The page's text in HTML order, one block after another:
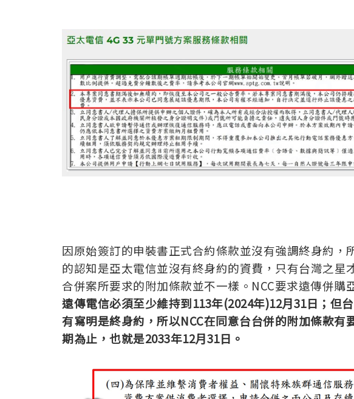
因原始簽訂的申裝書正式合約條款並沒有強調終身約，
的認知是亞太電信並沒有終身約的資費，只有台灣之星
合併案所要求的附加條款並不一樣。NCC要求遠傳併購
遠傳電信必須至少維持到113年(2024年)12月31日；但
有寫明是終身約，所以NCC在同意台台併的附加條款有
期為止，也就是2033年12月31日。